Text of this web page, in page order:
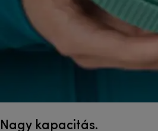
Nagy kapacitás.